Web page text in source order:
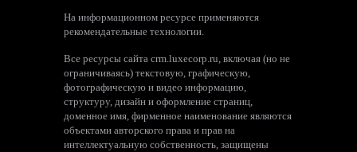
На информационном ресурсе применяются
рекомендательные технологии.
Все ресурсы сайта crm.luxecorp.ru, включая (но не
ограничиваясь) текстовую, графическую,
фотографическую и видео информацию,
структуру, дизайн и оформление страниц,
доменное имя, фирменное наименование являются
объектами авторского права и прав на
интеллектуальную собственность, защищены